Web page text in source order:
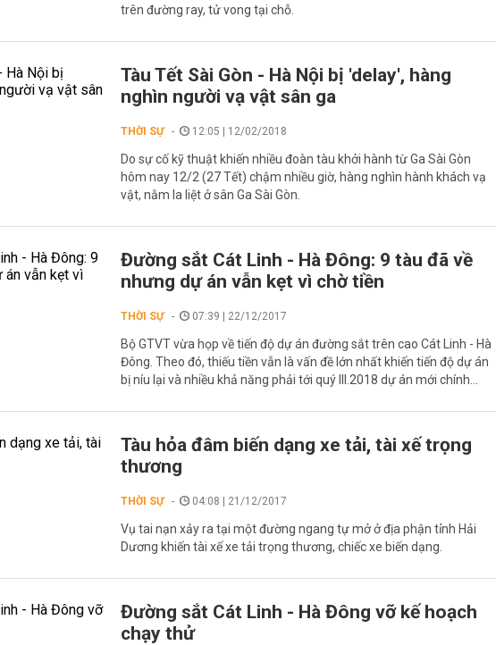
trên đường ray, tử vong tại chỗ.
Tàu Tết Sài Gòn - Hà Nội bị 'delay', hàng
nghìn người vạ vật sân ga
THỜI SỰ 12:05 | 12/02/2018
Do sự cố kỹ thuật khiến nhiều đoàn tàu khởi hành từ Ga Sài Gòn
hôm nay 12/2 (27 Tết) chậm nhiều giờ, hàng nghìn hành khách vạ
vật, nằm la liệt ở sân Ga Sài Gòn.
Đường sắt Cát Linh - Hà Đông: 9 tàu đã về
nhưng dự án vẫn kẹt vì chờ tiền
THỜI SỰ 07:39 | 22/12/2017
Bộ GTVT vừa họp về tiến độ dự án đường sắt trên cao Cát Linh - Hà
Đông. Theo đó, thiếu tiền vẫn là vấn đề lớn nhất khiến tiến độ dự án
bị níu lại và nhiều khả năng phải tới quý III.2018 dự án mới chính...
Tàu hỏa đâm biến dạng xe tải, tài xế trọng
thương
THỜI SỰ 04:08 | 21/12/2017
Vụ tai nạn xảy ra tại một đường ngang tự mở ở địa phận tỉnh Hải
Dương khiến tài xế xe tải trọng thương, chiếc xe biến dạng.
Đường sắt Cát Linh - Hà Đông vỡ kế hoạch
chạy thử